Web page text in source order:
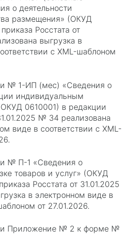
о деятельности
размещения» (ОКУД
Росстата от
выгрузка в
с XML-шаблоном
№ 1-ИП (мес) «Сведения о
индивидуальным
0610001) в редакции
№ 34 реализована
виде в соответствии с XML-
№ П-1 «Сведения о
товаров и услуг» (ОКУД
Росстата от 31.01.2025
в электронном виде в
от 27.01.2026.
Приложение № 2 к форме №